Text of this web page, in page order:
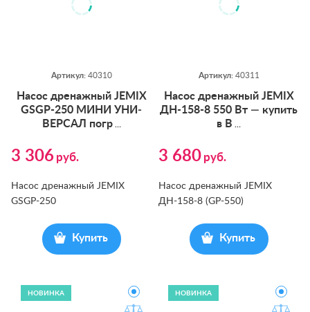
Артикул: 40310
На­сос дре­наж­ный JEMIX
GSGP-250 МИ­НИ УНИ­
ВЕР­САЛ погр…
3 306 руб.
Насос дренажный JEMIX
GSGP-250
Купить
Артикул: 40311
На­сос дре­наж­ный JEMIX
ДН-158-8 550 Вт — ку­пить
в В …
3 680 руб.
Насос дренажный JEMIX
ДН-158-8 (GP-550)
Купить
НОВИНКА НОВИНКА